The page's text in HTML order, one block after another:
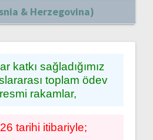
& Herzegovina)
katkı sağladığımız
toplam ödev
resmi rakamlar,
tarihi itibariyle;